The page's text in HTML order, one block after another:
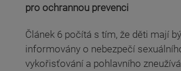
pro ochrannou prevenci
Článek 6 počítá s tím, že děti mají
informovány o nebezpečí
vykořisťování a pohlavního